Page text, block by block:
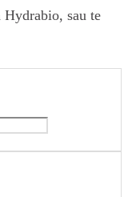
Hydrabio, sau te